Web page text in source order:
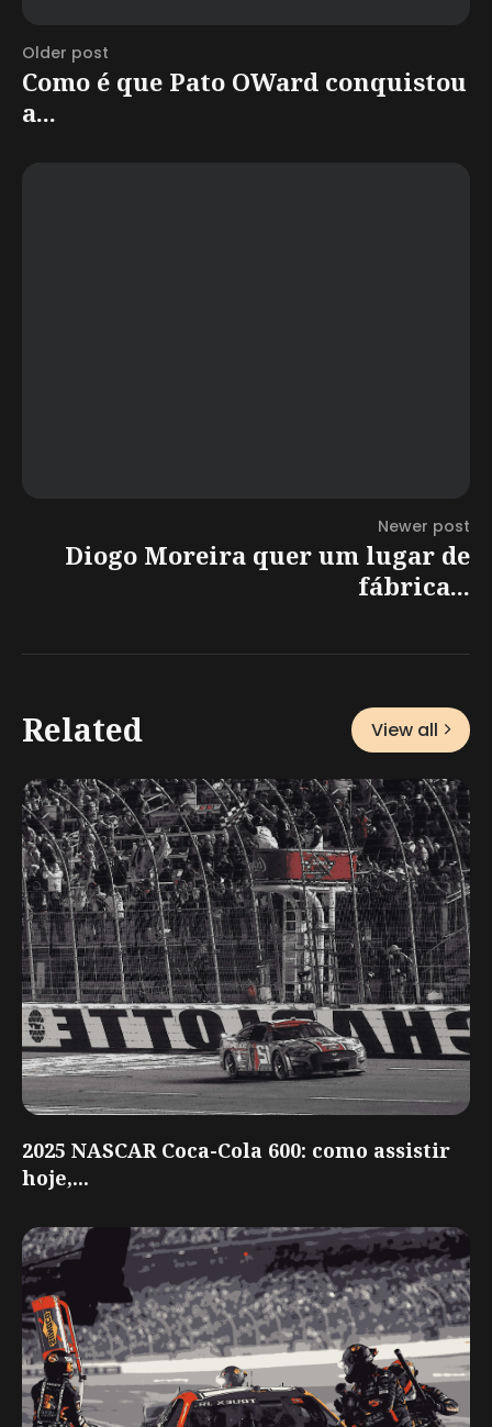
Older post
Como é que Pato OWard conquistou
a...
Newer post
Diogo Moreira quer um lugar de
fábrica...
Related View all
2025 NASCAR Coca-Cola 600: como assistir
hoje,...